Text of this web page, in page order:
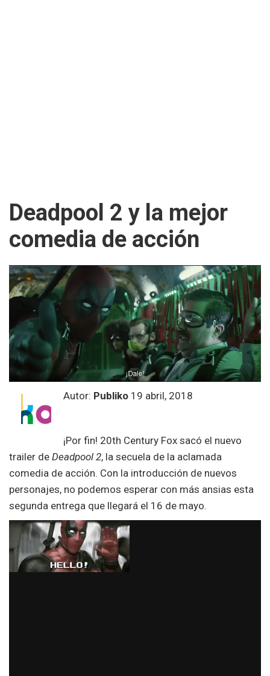
Deadpool 2 y la mejor
comedia de acción
Autor: Publiko 19 abril, 2018
¡Por fin! 20th Century Fox sacó el nuevo
trailer de Deadpool 2, la secuela de la aclamada
comedia de acción. Con la introducción de nuevos
personajes, no podemos esperar con más ansias esta
segunda entrega que llegará el 16 de mayo.